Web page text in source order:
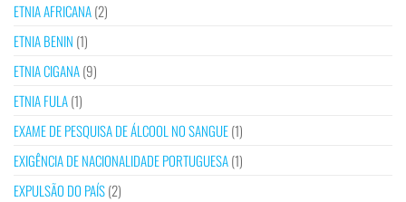
ETNIA AFRICANA(2)
ETNIA BENIN (1)
ETNIA CIGANA(9)
ETNIA FULA(1)
EXAME DE PESQUISA DE ÁLCOOL NO SANGUE(1)
EXIGÊNCIA DE NACIONALIDADE PORTUGUESA(1)
EXPULSÃO DO PAÍS(2)